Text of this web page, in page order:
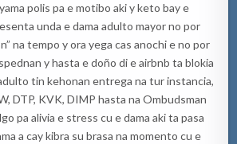
polis pa e motibo aki y keto bay e
unda e dama adulto mayor no por
na tempo y ora yega cas anochi e no por
y hasta e doño di e airbnb ta blokia
tin kehonan entrega na tur instancia,
DTP, KVK, DIMP hasta na Ombudsman
pa alivia e stress cu e dama aki ta pasa
a cay kibra su brasa na momento cu e